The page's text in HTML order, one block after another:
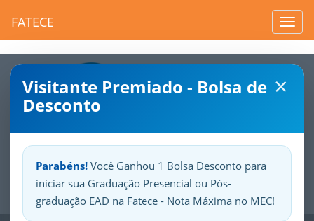
FATECE
×
Visitante Premiado - Bolsa de
Desconto
Parabéns! Você Ganhou 1 Bolsa Desconto para
iniciar sua Graduação Presencial ou Pós-
graduação EAD na Fatece - Nota Máxima no MEC!
SuaFatece.Seuorgulho.